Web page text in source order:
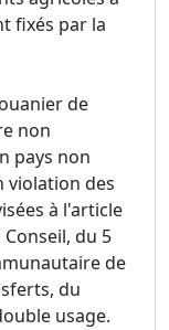
fixés par la
de
non
pays non
violation des
à l'article
du 5
de
du
usage.